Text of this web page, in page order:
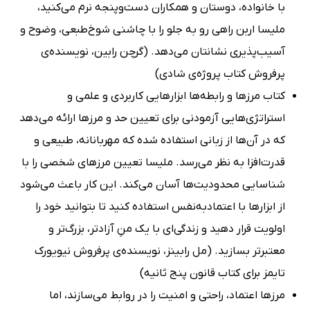
با خانواده، دوستان و همکاران دست‌وپنجه نرم می‌کنید،
ملیسا اربن راهی رو به جلو را با چاشنی شوخ‌طبعی، وضوح و
آسیب‌پذیری نشانتان می‌دهد. (گرچن رابین، نویسنده‌ی
پرفروش کتاب پروژه‌ی شادی)
کتاب مرزها و رابطه‌ها ابزارهایی کاربردی و علمی و
استراتژی‌هایی آزمودنی برای تعیین حد و مرزها ارائه می‌دهد
که در آن‌ها از زبانی استفاده شده که مهربانانه، طبیعی و
قدرت‌افزا به نظر می‌رسد. ملیسا تعیین مرزهای شخصی را با
شناسایی محدودیت‌ها آسان می‌کند. این کار باعث می‌شود
از ابزارها با اعتمادبه‌نفس استفاده کنید تا بتوانید خود را
اولویت قرار دهید و زندگی‌ای با یک منِ آزادتر، بزرگ‌تر و
معتبرتر بسازید. (مل رابینز، نویسنده‌ی پرفروش نیویورک
تایمز برای کتاب قانون پنج ثانیه)
مرزها اعتماد، راحتی و امنیت را در روابط می‌سازند، اما